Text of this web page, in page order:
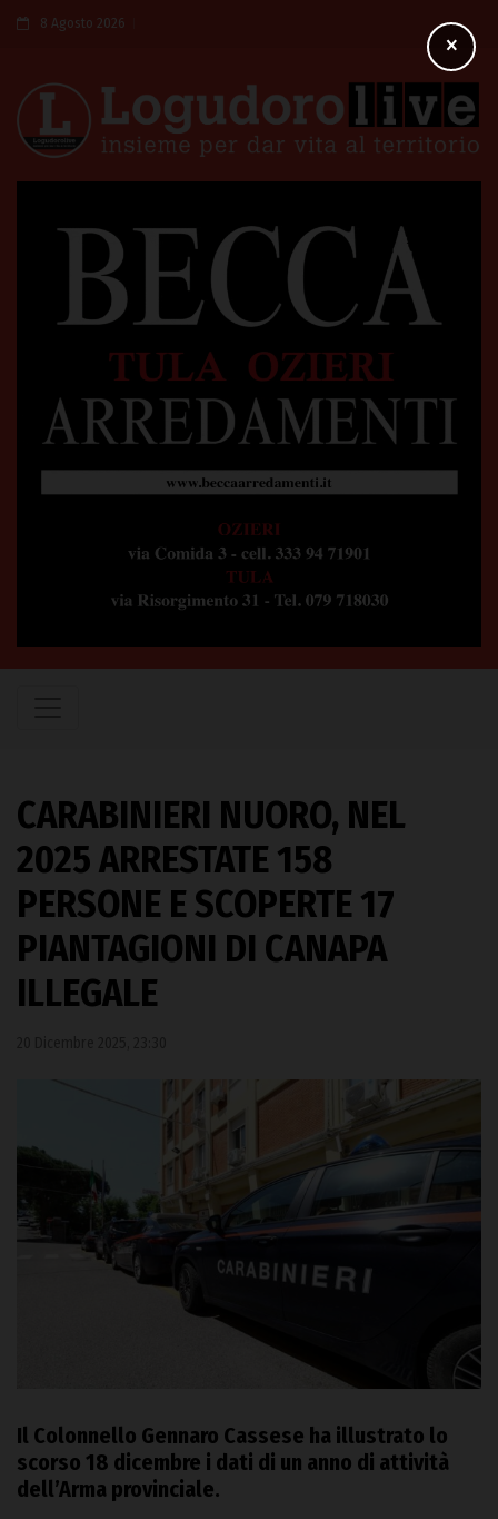
8 Agosto 2026
CARABINIERI NUORO, NEL
2025 ARRESTATE 158
PERSONE E SCOPERTE 17
PIANTAGIONI DI CANAPA
ILLEGALE
Il Colonnello Gennaro Cassese ha illustrato lo
scorso 18 dicembre i dati di un anno di attività
dell’Arma provinciale.
×